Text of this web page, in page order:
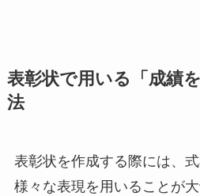
表彰状で用いる「成績
法
表彰状を作成する際には、
様々な表現を用いることが大